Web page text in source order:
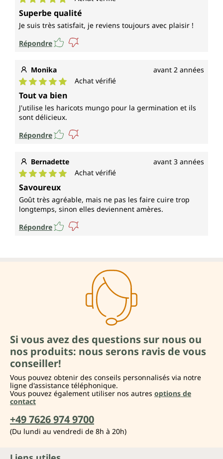
Note moyenne de 5 sur 5 étoiles
Superbe qualité
Je suis très satisfait, je reviens toujours avec plaisir !
Répondre
Monika avant 2 années
Note moyenne de 5 sur 5 étoiles
Achat vérifié
Tout va bien
J'utilise les haricots mungo pour la germination et ils
sont délicieux.
Répondre
Bernadette avant 3 années
Note moyenne de 5 sur 5 étoiles
Achat vérifié
Savoureux
Goût très agréable, mais ne pas les faire cuire trop
longtemps, sinon elles deviennent amères.
Répondre
Si vous avez des questions sur nous ou
nos produits: nous serons ravis de vous
conseiller!
Vous pouvez obtenir des conseils personnalisés via notre
ligne d'assistance téléphonique.
Vous pouvez également utiliser nos autres options de
contact
+49 7626 974 9700
(Du lundi au vendredi de 8h à 20h)